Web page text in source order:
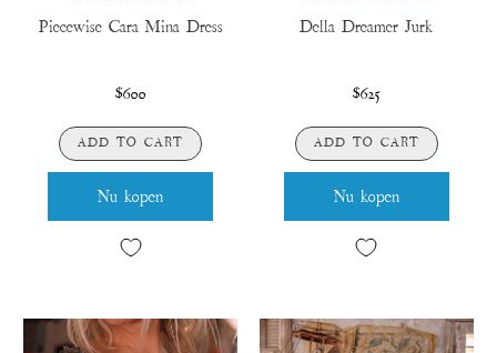
Piecewise Cara Mina Dress
$600
ADD TO CART
Nu kopen
Della Dreamer Jurk
$625
ADD TO CART
Nu kopen